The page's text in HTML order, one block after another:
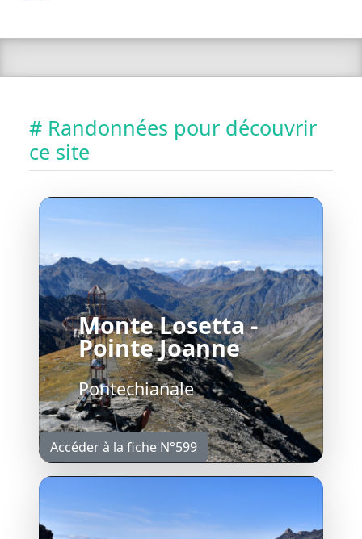
# Randonnées pour découvrir
ce site
Monte Losetta -
Pointe Joanne
Pontechianale
Accéder à la fiche N°599